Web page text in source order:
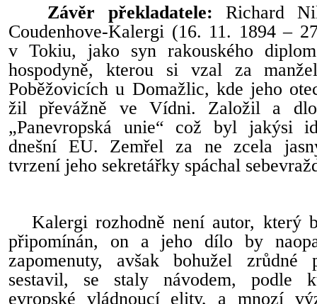
Závěr překladatele: Richard
Coudenhove-Kalergi (16. 11. 1894 –
v Tokiu, jako syn rakouského
hospodyně, kterou si vzal za
Poběžovicích u Domažlic, kde jeho
žil převážně ve Vídni. Založil a
„Panevropská unie“ což byl jakýsi
dnešní EU. Zemřel za ne zcela
tvrzení jeho sekretářky spáchal
Kalergi rozhodně není autor, který
připomínán, on a jeho dílo by
zapomenuty, avšak bohužel
sestavil, se staly návodem, podle
evropské vládnoucí elity, a mnozí